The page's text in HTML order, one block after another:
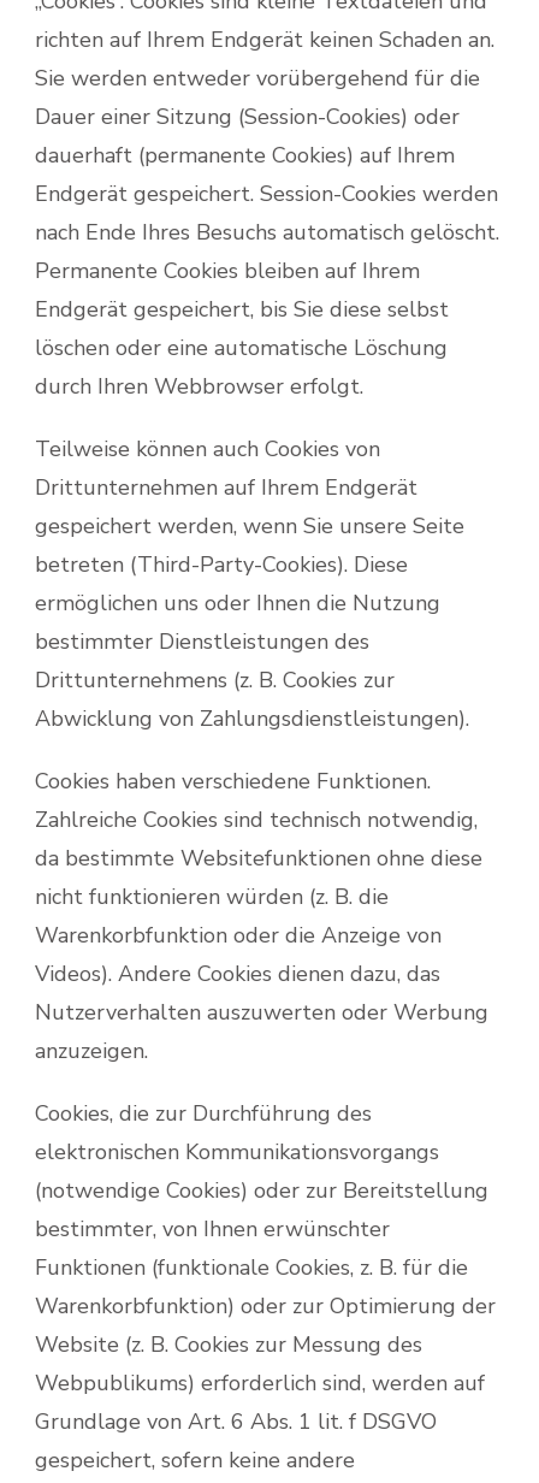
richten auf Ihrem Endgerät keinen Schaden an.
Sie werden entweder vorübergehend für die
Dauer einer Sitzung (Session-Cookies) oder
dauerhaft (permanente Cookies) auf Ihrem
Endgerät gespeichert. Session-Cookies werden
nach Ende Ihres Besuchs automatisch gelöscht.
Permanente Cookies bleiben auf Ihrem
Endgerät gespeichert, bis Sie diese selbst
löschen oder eine automatische Löschung
durch Ihren Webbrowser erfolgt.
Teilweise können auch Cookies von
Drittunternehmen auf Ihrem Endgerät
gespeichert werden, wenn Sie unsere Seite
betreten (Third-Party-Cookies). Diese
ermöglichen uns oder Ihnen die Nutzung
bestimmter Dienstleistungen des
Drittunternehmens (z. B. Cookies zur
Abwicklung von Zahlungsdienstleistungen).
Cookies haben verschiedene Funktionen.
Zahlreiche Cookies sind technisch notwendig,
da bestimmte Websitefunktionen ohne diese
nicht funktionieren würden (z. B. die
Warenkorbfunktion oder die Anzeige von
Videos). Andere Cookies dienen dazu, das
Nutzerverhalten auszuwerten oder Werbung
anzuzeigen.
Cookies, die zur Durchführung des
elektronischen Kommunikationsvorgangs
(notwendige Cookies) oder zur Bereitstellung
bestimmter, von Ihnen erwünschter
Funktionen (funktionale Cookies, z. B. für die
Warenkorbfunktion) oder zur Optimierung der
Website (z. B. Cookies zur Messung des
Webpublikums) erforderlich sind, werden auf
Grundlage von Art. 6 Abs. 1 lit. f DSGVO
gespeichert, sofern keine andere